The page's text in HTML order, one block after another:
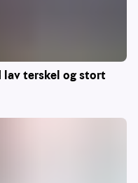
lav terskel og stort